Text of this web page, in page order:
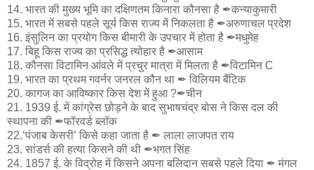
14. भारत की मुख्य भूमि का दक्षिणतम किनारा कौनसा है ✒कन्याकुमारी
15. भारत में सबसे पहले सूर्य किस राज्य में निकलता है ✒अरुणाचल प्रदेश
16. इंसुलिन का प्रयोग किस बीमारी के उपचार में होता है ✒मधुमेह
17. बिहू किस राज्य का प्रसिद्ध त्योहार है ✒आसाम
18. कौनसा विटामिन आंवले में प्रचुर मात्रा में मिलता है ✒विटामिन C
19. भारत का प्रथम गवर्नर जनरल कौन था ✒ विलियम बैंटिक
20. कागज का आविष्कार किस देश में हुआ ?✒चीन
21. 1939 ई. में कांग्रेस छोड़ने के बाद सुभाषचंद्र बोस ने किस दल की
स्थापना की ✒फॉरवर्ड ब्लॉक
22.‘पंजाब केसरी’ किसे कहा जाता है ✒ लाला लाजपत राय
23. सांडर्स की हत्या किसने की थी ✒भगत सिंह
24. 1857 ई. के विद्रोह में किसने अपना बलिदान सबसे पहले दिया ✒ मंगल